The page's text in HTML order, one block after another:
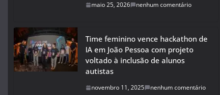
maio 25, 2026 nenhum comentário
Time feminino vence hackathon de
IA em João Pessoa com projeto
voltado à inclusão de alunos
autistas
novembro 11, 2025 nenhum comentário